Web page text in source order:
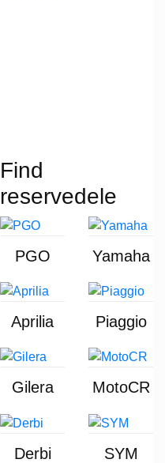
Find
reservedele
PGO Yamaha
Aprilia Piaggio
Gilera MotoCR
Derbi SYM